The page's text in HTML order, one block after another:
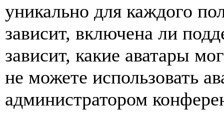
уникально для каждого
зависит, включена ли
зависит, какие аватары
не можете использовать
администратором